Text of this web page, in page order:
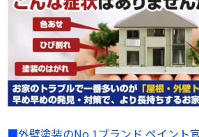
■外壁塗装のNo.1ブランド ペイント